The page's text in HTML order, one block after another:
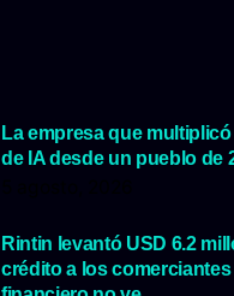
La empresa que
de IA desde un pueblo de
Rintin levantó USD 6.2
crédito a los